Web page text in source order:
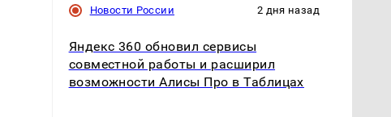
Новости России 2 дня назад
Яндекс 360 обновил сервисы
совместной работы и расширил
возможности Алисы Про в Таблицах